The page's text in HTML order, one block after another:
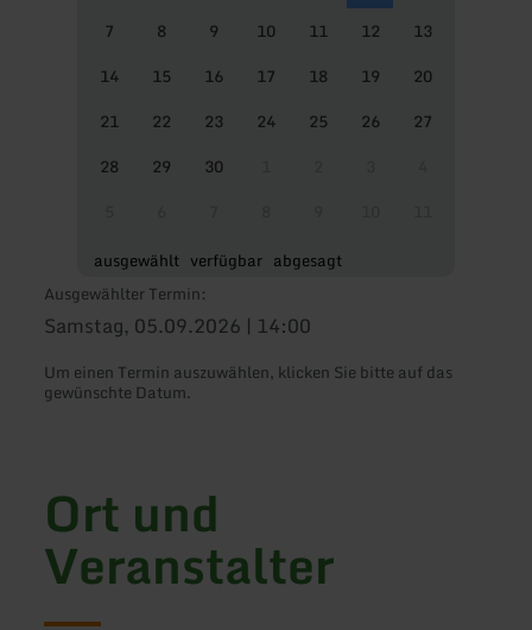
7
8 9 10 11 12
13
14
15 16 17 18 19
20
21
22 23 24 25 26
27
28
29 30
ausgewählt verfügbar abgesagt
Ausgewählter Termin:
Samstag, 05.09.2026 | 14:00
Um einen Termin auszuwählen, klicken Sie bitte auf das
gewünschte Datum.
Ort und
Veranstalter